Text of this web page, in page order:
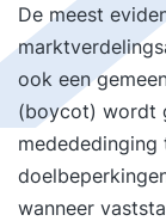
De meest
ook een
(boycot) wordt
medededinging
wanneer